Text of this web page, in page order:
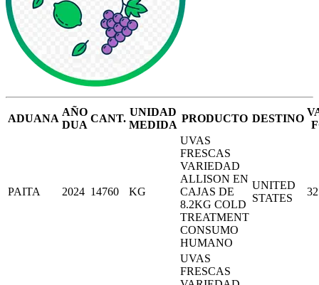
ADUANA
AÑO
DUA
CANT.
UNIDAD
MEDIDA
PRODUCTO DESTINO
PAITA 2024 14760 KG
UVAS
FRESCAS
VARIEDAD
ALLISON EN
CAJAS DE
8.2KG COLD
TREATMENT
CONSUMO
HUMANO
UNITED
STATES
UVAS
FRESCAS